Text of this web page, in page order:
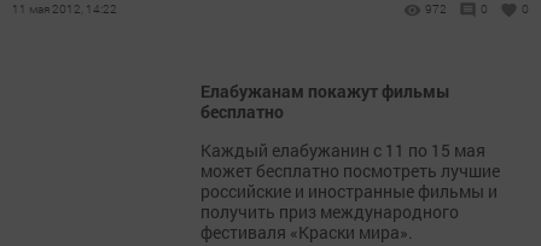
11 мая 2012, 14:22 972 0 0
Елабужанам покажут фильмы
бесплатно
Каждый елабужанин с 11 по 15 мая
может бесплатно посмотреть лучшие
российские и иностранные фильмы и
получить приз международного
фестиваля «Краски мира».